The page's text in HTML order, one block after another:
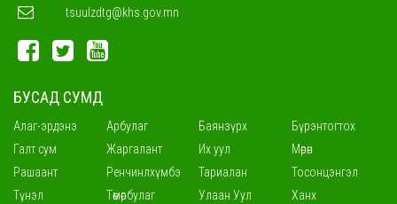
tsuulzdtg@khs.gov.mn
БУСАД СУМД
Алаг-эрдэнэ Арбулаг Баянзүрх
Бүрэнтогтох
Галт сум
Жаргалант Их уул
Мөрөн
Рашаант
Ренчинлхүмбэ Тариалан
Тосонцэнгэл
Түнэл
Төмөрбулаг Улаан Уул Ханх